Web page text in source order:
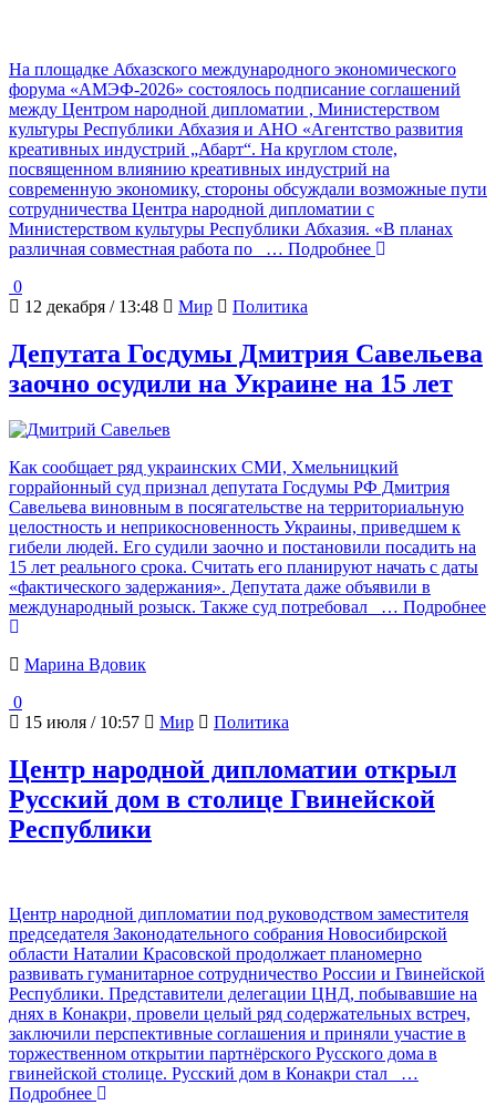
На площадке Абхазского международного экономического
форума «АМЭФ‑2026» состоялось подписание соглашений
между Центром народной дипломатии , Министерством
культуры Республики Абхазия и АНО «Агентство развития
креативных индустрий „Абарт“. На круглом столе,
посвященном влиянию креативных индустрий на
современную экономику, стороны обсуждали возможные пути
сотрудничества Центра народной дипломатии с
Министерством культуры Республики Абхазия. «В планах
различная совместная работа по
… Подробнее
0
12 декабря / 13:48
Мир Политика
Депутата Госдумы Дмитрия Савельева
заочно осудили на Украине на 15 лет
Как сообщает ряд украинских СМИ, Хмельницкий
горрайонный суд признал депутата Госдумы РФ Дмитрия
Савельева виновным в посягательстве на территориальную
целостность и неприкосновенность Украины, приведшем к
гибели людей. Его судили заочно и постановили посадить на
15 лет реального срока. Считать его планируют начать с даты
«фактического задержания». Депутата даже объявили в
международный розыск. Также суд потребовал
… Подробнее
Марина Вдовик
0
15 июля / 10:57
Мир Политика
Центр народной дипломатии открыл
Русский дом в столице Гвинейской
Республики
Центр народной дипломатии под руководством заместителя
председателя Законодательного собрания Новосибирской
области Наталии Красовской продолжает планомерно
развивать гуманитарное сотрудничество России и Гвинейской
Республики. Представители делегации ЦНД, побывавшие на
днях в Конакри, провели целый ряд содержательных встреч,
заключили перспективные соглашения и приняли участие в
торжественном открытии партнёрского Русского дома в
гвинейской столице. Русский дом в Конакри стал
…
Подробнее